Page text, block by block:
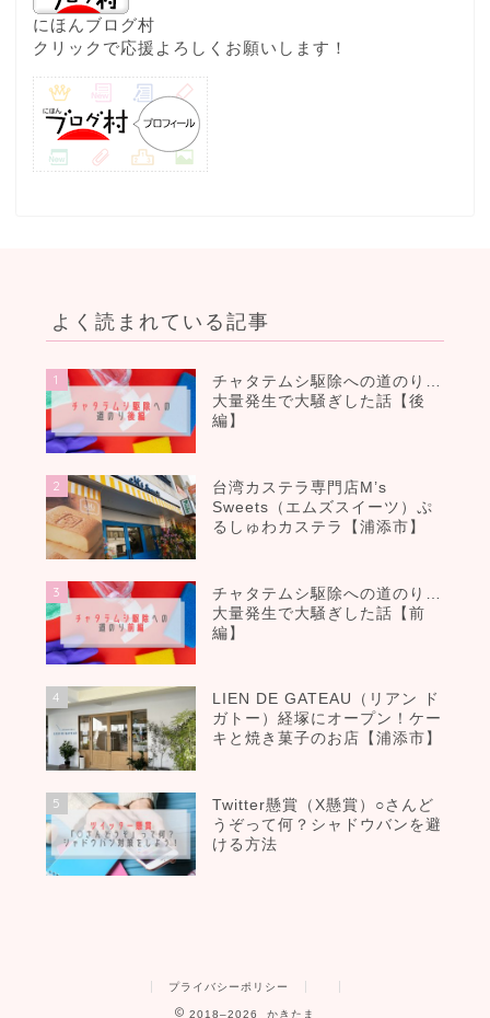
にほんブログ村
クリックで応援よろしくお願いします！
よく読まれている記事
1
チャタテムシ駆除への道のり…
大量発生で大騒ぎした話【後
編】
2
台湾カステラ専門店M’s
Sweets（エムズスイーツ）ぷ
るしゅわカステラ【浦添市】
3
チャタテムシ駆除への道のり…
大量発生で大騒ぎした話【前
編】
4
LIEN DE GATEAU（リアン ド
ガトー）経塚にオープン！ケー
キと焼き菓子のお店【浦添市】
5
Twitter懸賞（X懸賞）○さんど
うぞって何？シャドウバンを避
ける方法
プライバシーポリシー
2018–2026 かきたま